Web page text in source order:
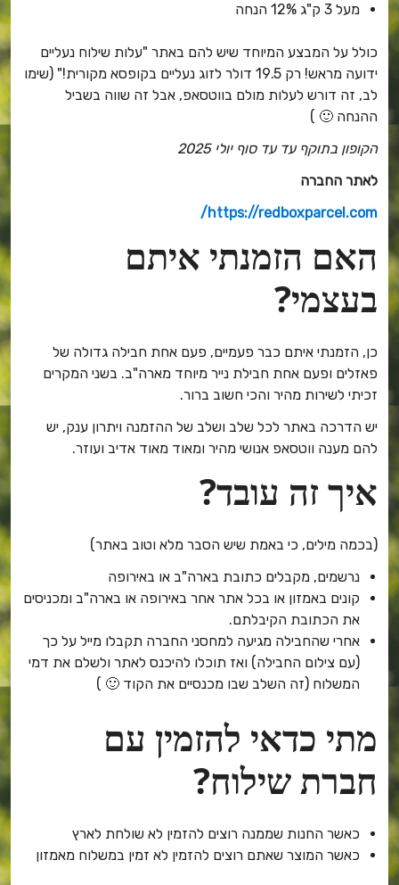
מעל 3 ק"ג 12% הנחה
כולל על המבצע המיוחד שיש להם באתר "עלות שילוח נעליים
ידועה מראש! רק 19.5 דולר לזוג נעליים בקופסא מקורית!" (שימו
לב, זה דורש לעלות מולם בווטסאפ, אבל זה שווה בשביל
ההנחה 🙂 )
הקופון בתוקף עד עד סוף יולי 2025
לאתר החברה
https://redboxparcel.com/
האם הזמנתי איתם
בעצמי?
כן, הזמנתי איתם כבר פעמיים, פעם אחת חבילה גדולה של
פאזלים ופעם אחת חבילת נייר מיוחד מארה"ב. בשני המקרים
זכיתי לשירות מהיר והכי חשוב ברור.
יש הדרכה באתר לכל שלב ושלב של ההזמנה ויתרון ענק, יש
להם מענה ווטסאפ אנושי מהיר ומאוד מאוד אדיב ועוזר.
איך זה עובד?
(בכמה מילים, כי באמת שיש הסבר מלא וטוב באתר)
נרשמים, מקבלים כתובת בארה"ב או באירופה
קונים באמזון או בכל אתר אחר באירופה או בארה"ב ומכניסים
את הכתובת הקיבלתם.
אחרי שהחבילה מגיעה למחסני החברה תקבלו מייל על כך
(עם צילום החבילה) ואז תוכלו להיכנס לאתר ולשלם את דמי
המשלוח (זה השלב שבו מכנסיים את הקוד 🙂 )
מתי כדאי להזמין עם
חברת שילוח?
כאשר החנות שממנה רוצים להזמין לא שולחת לארץ
כאשר המוצר שאתם רוצים להזמין לא זמין במשלוח מאמזון